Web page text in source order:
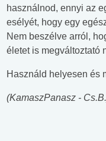
használnod, ennyi az
esélyét, hogy egy
Nem beszélve arról,
életet is megváltoztató
Használd helyesen és
(KamaszPanasz -